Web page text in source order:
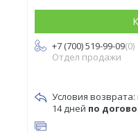
+7 (700) 519-99-09 0
Отдел продажи
14 дней по